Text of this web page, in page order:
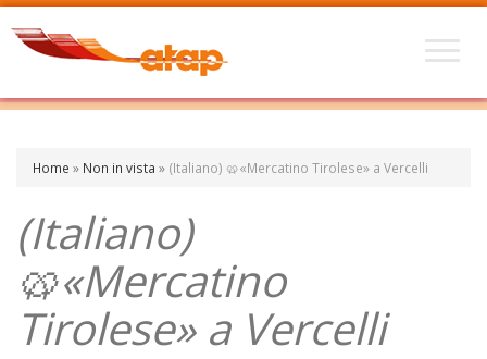
Home » Non in vista » (Italiano) 🥨«Mercatino Tirolese» a Vercelli
(Italiano)
🥨«Mercatino
Tirolese» a Vercelli